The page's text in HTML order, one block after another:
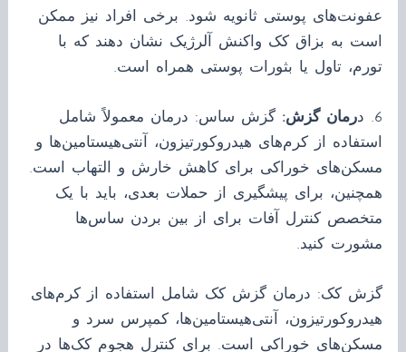
عفونت‌های پوستی ثانویه شود. برخی افراد نیز ممکن
است به بزاق کک واکنش آلرژیک نشان دهند که با
تورم، تاول یا بثورات پوستی همراه است.
6. د رمان گزش: گزش ساس: درمان معمولاً شامل
استفاده از کرم‌های هیدروکورتیزون، آنتی‌هیستامین‌ها و
مسکن‌های خوراکی برای کاهش خارش و التهاب است.
همچنین، برای پیشگیری از حملات بعدی، باید با یک
متخصص کنترل آفات برای از بین بردن ساس‌ها
مشورت کنید.
گزش کک: درمان گزش کک شامل استفاده از کرم‌های
هیدروکورتیزون، آنتی‌هیستامین‌ها، کمپرس سرد و
مسکن‌های خوراکی است. برای کنترل هجوم کک‌ها در